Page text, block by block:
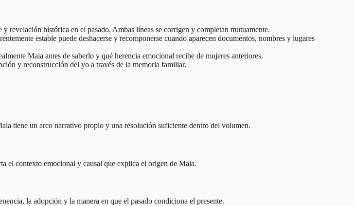
revelación histórica en el pasado. Ambas líneas se corrigen y completan mutuamente.
estable puede deshacerse y recomponerse cuando aparecen documentos, nombres y lugares
Maia antes de saberlo y qué herencia emocional recibe de mujeres anteriores.
y reconstrucción del yo a través de la memoria familiar.
tiene un arco narrativo propio y una resolución suficiente dentro del volumen.
el contexto emocional y causal que explica el origen de Maia.
la adopción y la manera en que el pasado condiciona el presente.